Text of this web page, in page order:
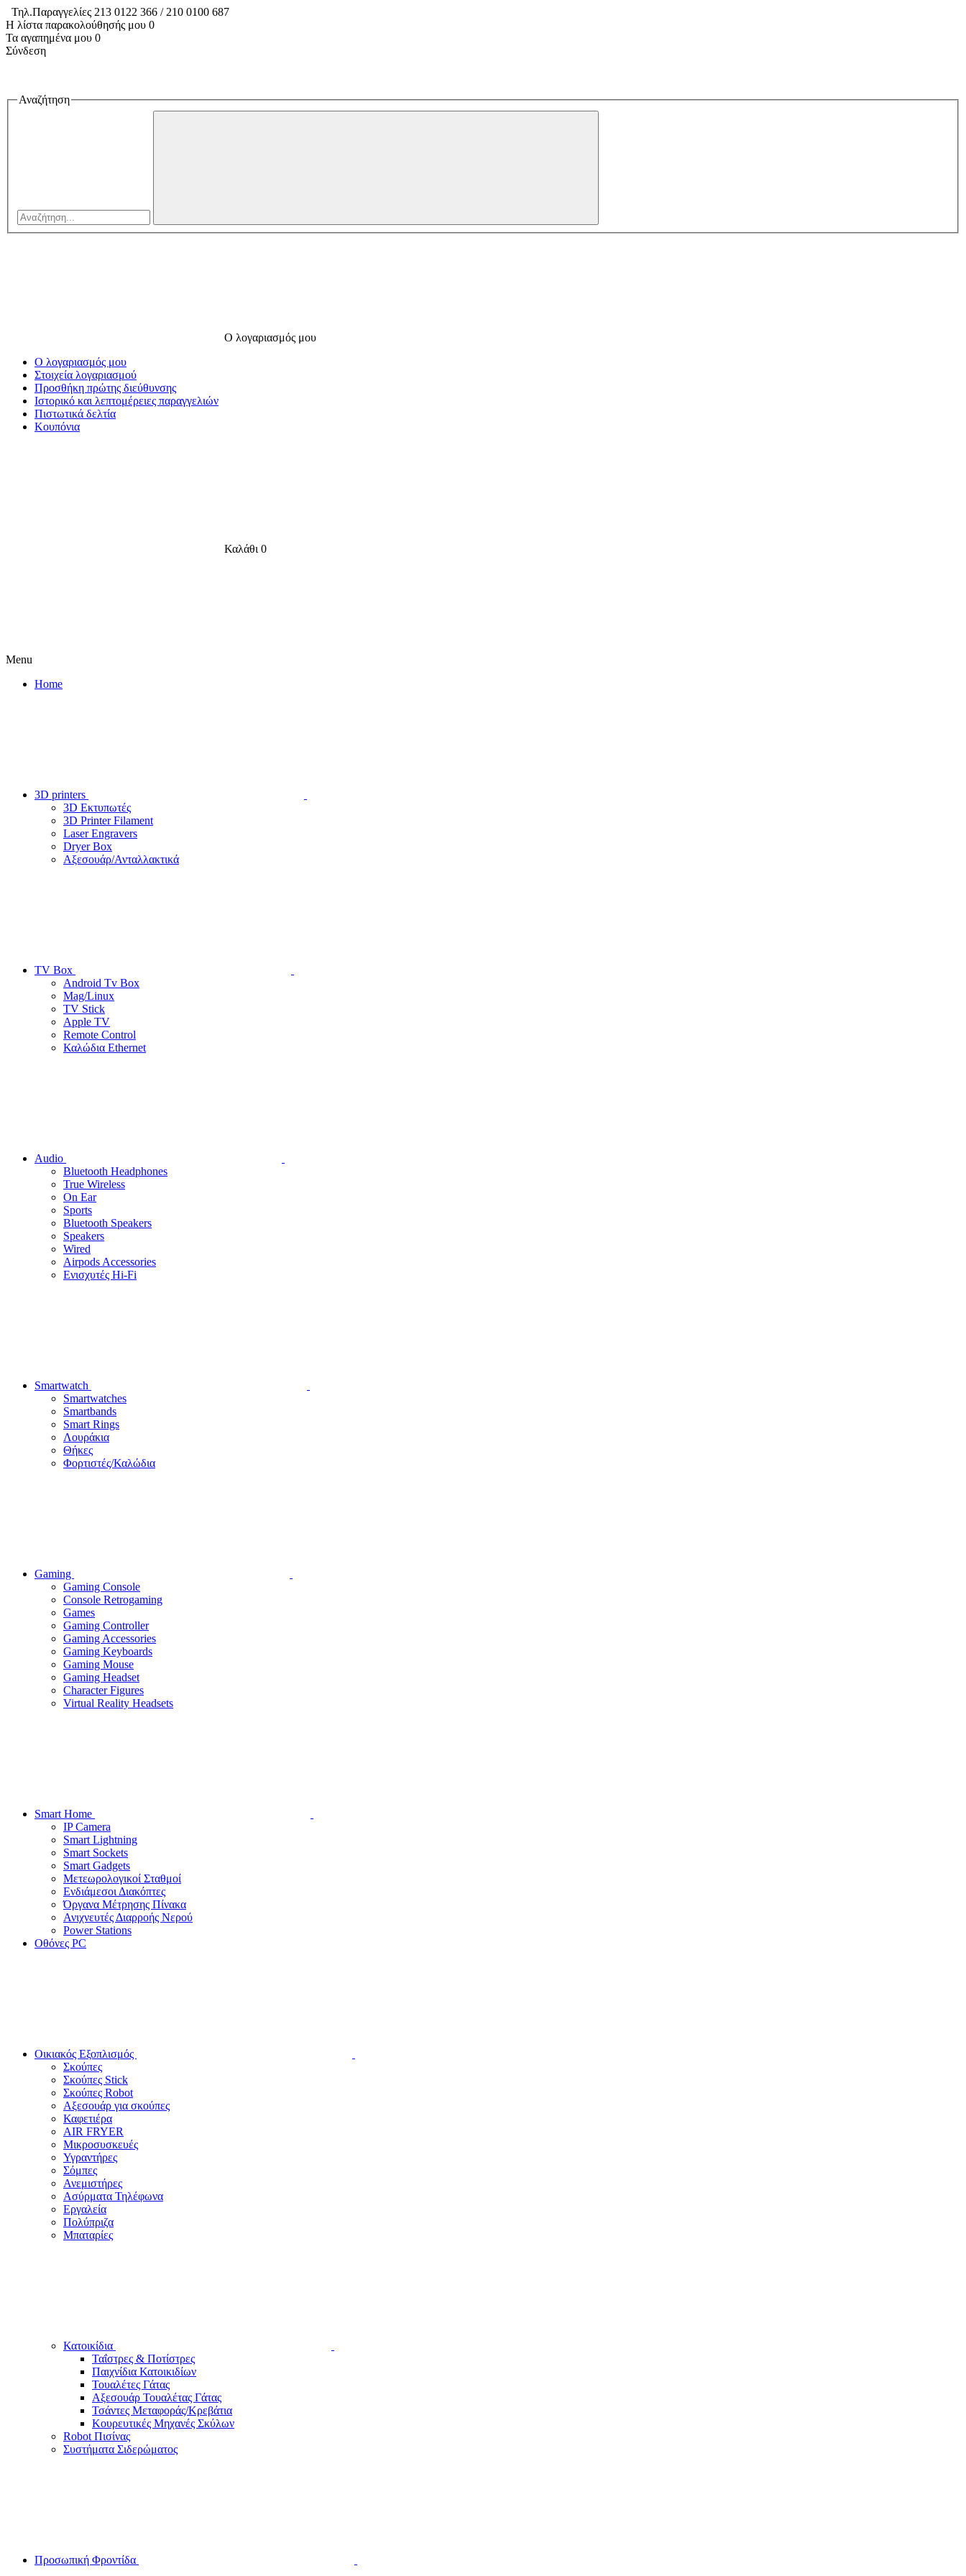
Τηλ.Παραγγελίες 213 0122 366 / 210 0100 687
Η λίστα παρακολούθησής μου 0
Τα αγαπημένα μου 0
Σύνδεση
Αναζήτηση
Ο λογαριασμός μου
Ο λογαριασμός μου
Στοιχεία λογαριασμού
Προσθήκη πρώτης διεύθυνσης
Ιστορικό και λεπτομέρειες παραγγελιών
Πιστωτικά δελτία
Κουπόνια
Καλάθι 0
Menu
Home
3D printers
3D Εκτυπωτές
3D Printer Filament
Laser Engravers
Dryer Box
Αξεσουάρ/Ανταλλακτικά
TV Box
Android Tv Box
Mag/Linux
TV Stick
Apple TV
Remote Control
Καλώδια Ethernet
Audio
Bluetooth Headphones
True Wireless
On Ear
Sports
Bluetooth Speakers
Speakers
Wired
Airpods Accessories
Ενισχυτές Hi-Fi
Smartwatch
Smartwatches
Smartbands
Smart Rings
Λουράκια
Θήκες
Φορτιστές/Καλώδια
Gaming
Gaming Console
Console Retrogaming
Games
Gaming Controller
Gaming Accessories
Gaming Keyboards
Gaming Mouse
Gaming Headset
Character Figures
Virtual Reality Headsets
Smart Home
IP Camera
Smart Lightning
Smart Sockets
Smart Gadgets
Μετεωρολογικοί Σταθμοί
Ενδιάμεσοι Διακόπτες
Όργανα Μέτρησης Πίνακα
Ανιχνευτές Διαρροής Νερού
Power Stations
Οθόνες PC
Οικιακός Εξοπλισμός
Σκούπες
Σκούπες Stick
Σκούπες Robot
Αξεσουάρ για σκούπες
Καφετιέρα
AIR FRYER
Μικροσυσκευές
Υγραντήρες
Σόμπες
Ανεμιστήρες
Ασύρματα Τηλέφωνα
Εργαλεία
Πολύπριζα
Μπαταρίες
Κατοικίδια
Ταΐστρες & Ποτίστρες
Παιχνίδια Κατοικιδίων
Τουαλέτες Γάτας
Αξεσουάρ Τουαλέτας Γάτας
Τσάντες Μεταφοράς/Κρεβάτια
Κουρευτικές Μηχανές Σκύλων
Robot Πισίνας
Συστήματα Σιδερώματος
Προσωπική Φροντίδα